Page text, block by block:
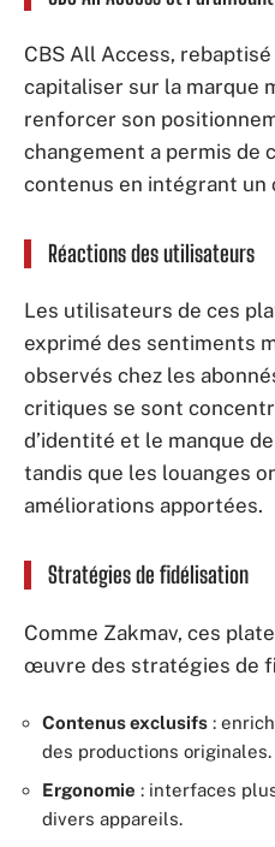
CBS All Access,
capitaliser sur la marque
renforcer son
changement a permis de
contenus en intégrant un
Réactions des utilisateurs
Les utilisateurs de ces
exprimé des sentiments
observés chez les
critiques se sont
d’identité et le manque
tandis que les louanges
améliorations apportées.
Stratégies de fidélisation
Comme Zakmav, ces
œuvre des stratégies de
Contenus exclusifs :
des productions originales.
Ergonomie : interfaces
divers appareils.